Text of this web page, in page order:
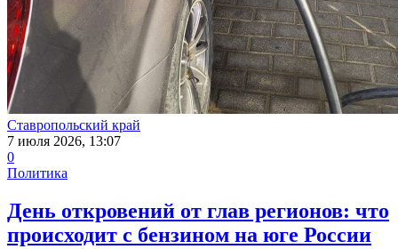
Ставропольский край
7 июля 2026, 13:07
0
Политика
День откровений от глав регионов: что
происходит с бензином на юге России